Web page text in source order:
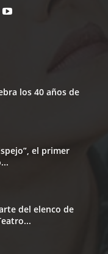
los 40 años de
el primer
del elenco de